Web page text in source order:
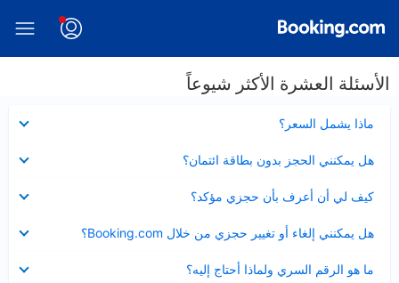
الأسئلة العشرة الأكثر شيوعاً
ماذا يشمل السعر؟
مصغر
هل يمكنني الحجز بدون بطاقة ائتمان؟
مصغر
كيف لي أن أعرف بأن حجزي مؤكد؟
مصغر
هل يمكنني إلغاء أو تغيير حجزي من خلال Booking.com؟
مصغر
ما هو الرقم السري ولماذا أحتاج إليه؟
مصغر